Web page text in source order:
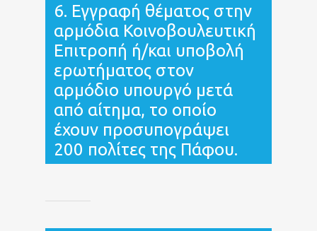
6. Εγγραφή θέματος στην
αρμόδια Κοινοβουλευτική
Επιτροπή ή/και υποβολή
ερωτήματος στον
αρμόδιο υπουργό μετά
από αίτημα, το οποίο
έχουν προσυπογράψει
200 πολίτες της Πάφου.